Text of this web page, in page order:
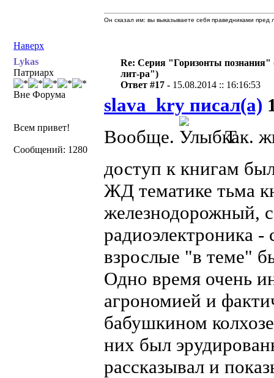
Наверх
Он сказал им: вы выказываете себя праведниками
Lykas
Патриарх
Вне Форума
Всем привет!
Сообщений: 1280
Re: Серия "Горизонты познания"
лит-ра")
Ответ #17 - 15.08.2014 :: 16:16:53
slava_kry писал(а)
Вообще.
Т.к.
доступ к книгам
ЖД тематике тьма
железнодорожный,
радиоэлектроника
взрослые "в теме"
Одно время очень
агрономией и
бабушкином
них был
рассказывал и